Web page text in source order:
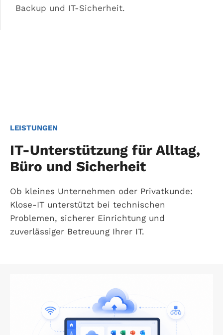
Backup und IT-Sicherheit.
LEISTUNGEN
IT-Unterstützung für Alltag,
Büro und Sicherheit
Ob kleines Unternehmen oder Privatkunde:
Klose-IT unterstützt bei technischen
Problemen, sicherer Einrichtung und
zuverlässiger Betreuung Ihrer IT.